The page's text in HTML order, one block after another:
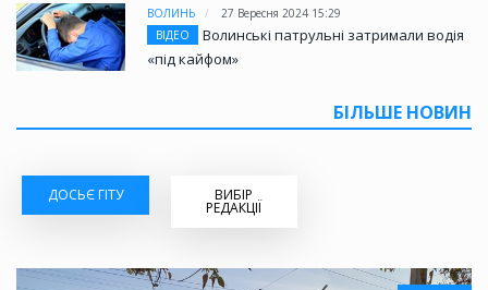
ВОЛИНЬ
27 Вересня 2024 15:29
ВІДЕО
Волинські патрульні затримали водія
«під кайфом»
БІЛЬШЕ НОВИН
ДОСЬЄ ГІТУ ВИБІР
РЕДАКЦІЇ